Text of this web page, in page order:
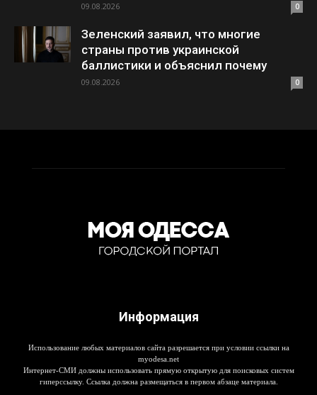
09.08.2026 0
Зеленский заявил, что многие
страны против украинской
баллистики и объяснил почему
09.08.2026 0
Информация
Использование любых материалов сайта разрешается при условии ссылки на
myodesa.net
Интернет-СМИ должны использовать прямую открытую для поисковых систем
гиперссылку. Ссылка должна размещаться в первом абзаце материала.